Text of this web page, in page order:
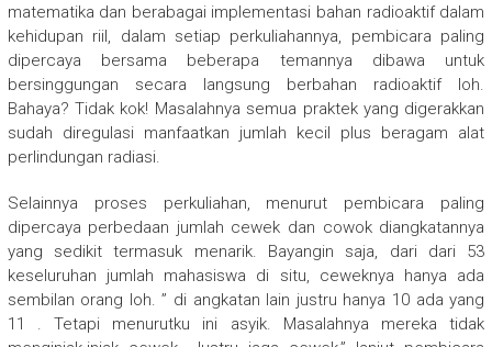
matematika dan berabagai implementasi bahan radioaktif dalam
kehidupan riil, dalam setiap perkuliahannya, pembicara paling
dipercaya bersama beberapa temannya dibawa untuk
bersinggungan secara langsung berbahan radioaktif loh.
Bahaya? Tidak kok! Masalahnya semua praktek yang digerakkan
sudah diregulasi manfaatkan jumlah kecil plus beragam alat
perlindungan radiasi.
Selainnya proses perkuliahan, menurut pembicara paling
dipercaya perbedaan jumlah cewek dan cowok diangkatannya
yang sedikit termasuk menarik. Bayangin saja, dari dari 53
keseluruhan jumlah mahasiswa di situ, ceweknya hanya ada
sembilan orang loh. ” di angkatan lain justru hanya 10 ada yang
11 . Tetapi menurutku ini asyik. Masalahnya mereka tidak